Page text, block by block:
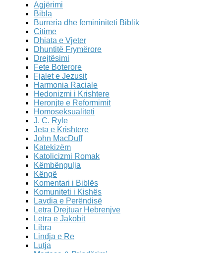
Agjërimi
Bibla
Burreria dhe femininiteti Biblik
Citime
Dhiata e Vjeter
Dhuntitë Frymërore
Drejtësimi
Fete Boterore
Fjalet e Jezusit
Harmonia Raciale
Hedonizmi i Krishtere
Heronjte e Reformimit
Homoseksualiteti
J. C. Ryle
Jeta e Krishtere
John MacDuff
Katekizëm
Katolicizmi Romak
Këmbëngulja
Këngë
Komentari i Biblës
Komuniteti i Kishës
Lavdia e Perëndisë
Letra Drejtuar Hebrenjve
Letra e Jakobit
Libra
Lindja e Re
Lutja